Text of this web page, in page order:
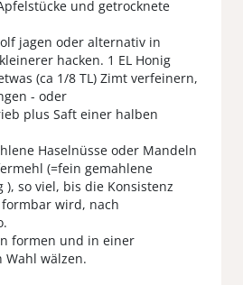
und getrocknete
jagen oder alternativ in
hacken. 1 EL Honig
(ca 1/8 TL) Zimt verfeinern,
- oder
plus Saft einer halben
Haselnüsse oder Mandeln
(=fein gemahlene
), so viel, bis die Konsistenz
wird, nach
formen und in einer
Wahl wälzen.